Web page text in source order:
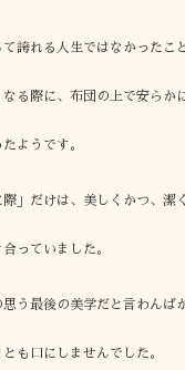
誇れる人生ではなかったこ
る際に、布団の上で安らか
ようです。
」だけは、美しくかつ、潔
っていました。
う最後の美学だと言わんば
も口にしませんでした。